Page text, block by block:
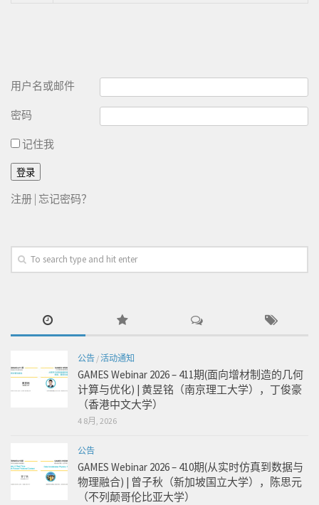
用户名或邮件
密码
记住我
注册 忘记密码？
公告 /活动通知
GAMES Webinar 2026 – 411期(面向增材制造的几何
计算与优化) | 黄昱铭（南京理工大学），丁俊豪
（香港中文大学）
4 8月, 2026
公告
GAMES Webinar 2026 – 410期(从实时仿真到数据与
物理融合) | 曾子秋（新加坡国立大学），陈思元
（不列颠哥伦比亚大学）